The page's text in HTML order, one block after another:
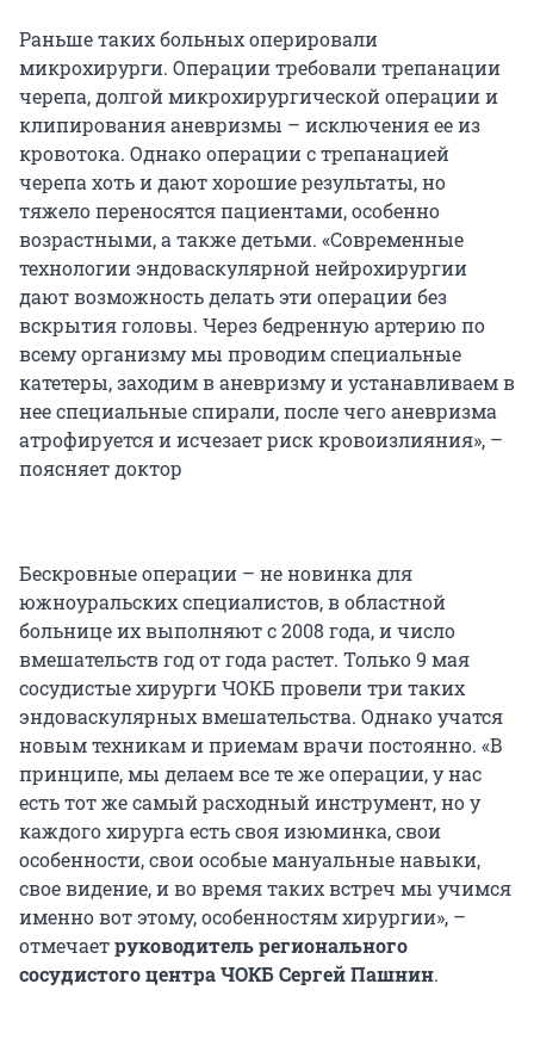
Раньше таких больных оперировали
микрохирурги. Операции требовали трепанации
черепа, долгой микрохирургической операции и
клипирования аневризмы – исключения ее из
кровотока. Однако операции с трепанацией
черепа хоть и дают хорошие результаты, но
тяжело переносятся пациентами, особенно
возрастными, а также детьми. «Современные
технологии эндоваскулярной нейрохирургии
дают возможность делать эти операции без
вскрытия головы. Через бедренную артерию по
всему организму мы проводим специальные
катетеры, заходим в аневризму и устанавливаем в
нее специальные спирали, после чего аневризма
атрофируется и исчезает риск кровоизлияния», –
поясняет доктор
Бескровные операции – не новинка для
южноуральских специалистов, в областной
больнице их выполняют с 2008 года, и число
вмешательств год от года растет. Только 9 мая
сосудистые хирурги ЧОКБ провели три таких
эндоваскулярных вмешательства. Однако учатся
новым техникам и приемам врачи постоянно. «В
принципе, мы делаем все те же операции, у нас
есть тот же самый расходный инструмент, но у
каждого хирурга есть своя изюминка, свои
особенности, свои особые мануальные навыки,
свое видение, и во время таких встреч мы учимся
именно вот этому, особенностям хирургии», –
отмечаетруководитель регионального
сосудистого центра ЧОКБ Сергей Пашнин.